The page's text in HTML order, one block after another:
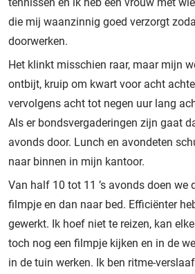
die mij waanzinnig goed verzorgt
doorwerken.
Het klinkt misschien raar, maar mijn
ontbijt, kruip om kwart voor acht
vervolgens acht tot negen uur lang
Als er bondsvergaderingen zijn gaat
avonds door. Lunch en avondeten
naar binnen in mijn kantoor.
Van half 10 tot 11 ’s avonds doen we
filmpje en dan naar bed. Efficiënter
gewerkt. Ik hoef niet te reizen, kan
toch nog een filmpje kijken en in de
in de tuin werken. Ik ben ritme-